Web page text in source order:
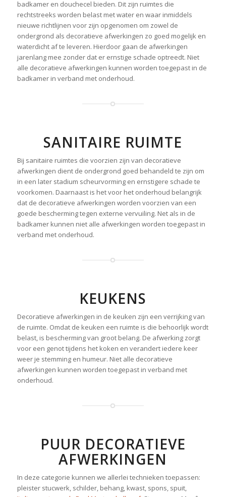
badkamer en douchecel bieden. Dit zijn ruimtes die
rechtstreeks worden belast met water en waar inmiddels
nieuwe richtlijnen voor zijn opgenomen om zowel de
ondergrond als decoratieve afwerkingen zo goed mogelijk en
waterdicht af te leveren. Hierdoor gaan de afwerkingen
jarenlang mee zonder dat er ernstige schade optreedt. Niet
alle decoratieve afwerkingen kunnen worden toegepast in de
badkamer in verband met onderhoud.
SANITAIRE RUIMTE
Bij sanitaire ruimtes die voorzien zijn van decoratieve
afwerkingen dient de ondergrond goed behandeld te zijn om
in een later stadium scheurvorming en ernstigere schade te
voorkomen. Daarnaast is het voor het onderhoud belangrijk
dat de decoratieve afwerkingen worden voorzien van een
goede bescherming tegen externe vervuiling. Net als in de
badkamer kunnen niet alle afwerkingen worden toegepast in
verband met onderhoud.
KEUKENS
Decoratieve afwerkingen in de keuken zijn een verrijking van
de ruimte. Omdat de keuken een ruimte is die behoorlijk wordt
belast, is bescherming van groot belang. De afwerking zorgt
voor een genot tijdens het koken en verandert iedere keer
weer je stemming en humeur. Niet alle decoratieve
afwerkingen kunnen worden toegepast in verband met
onderhoud.
PUUR DECORATIEVE
AFWERKINGEN
In deze categorie kunnen we allerlei technieken toepassen:
pleister stucwerk, schilder, behang, kwast, spons, spuit,